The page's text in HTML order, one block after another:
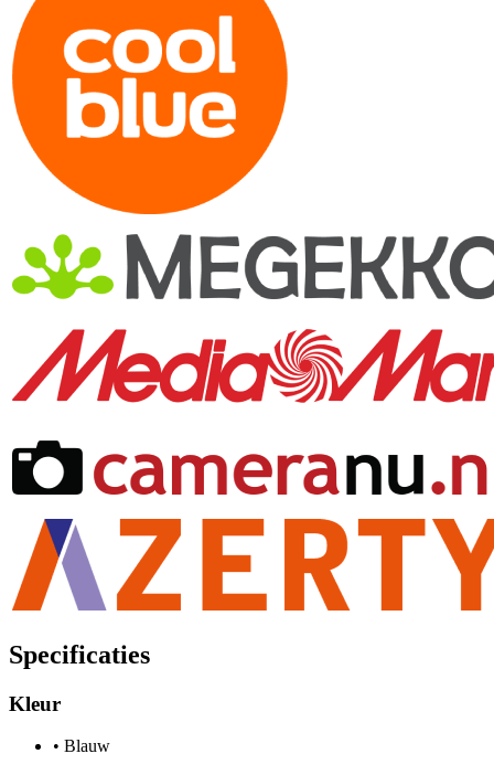
Specificaties
Kleur
• Blauw